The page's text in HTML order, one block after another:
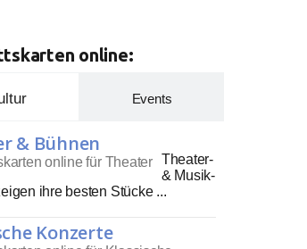
online:
Events
& Bühnen
Theater-
& Musik-
ihre besten Stücke ...
Konzerte